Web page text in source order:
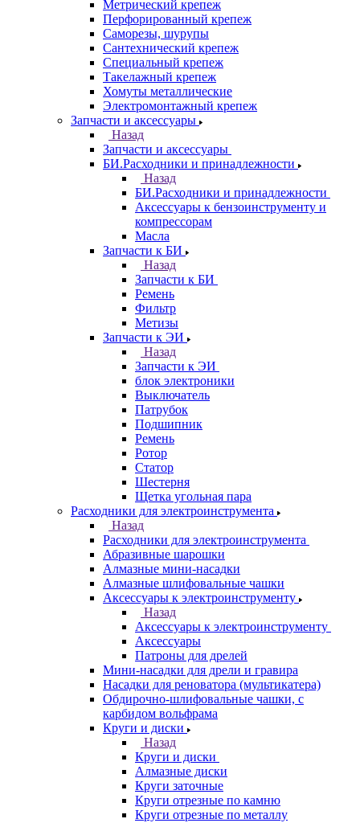
Метрический крепеж
Перфорированный крепеж
Саморезы, шурупы
Сантехнический крепеж
Специальный крепеж
Такелажный крепеж
Хомуты металлические
Электромонтажный крепеж
Запчасти и аксессуары
Назад
Запчасти и аксессуары
БИ.Расходники и принадлежности
Назад
БИ.Расходники и принадлежности
Аксессуары к бензоинструменту и
компрессорам
Масла
Запчасти к БИ
Назад
Запчасти к БИ
Ремень
Фильтр
Метизы
Запчасти к ЭИ
Назад
Запчасти к ЭИ
блок электроники
Выключатель
Патрубок
Подшипник
Ремень
Ротор
Статор
Шестерня
Щетка угольная пара
Расходники для электроинструмента
Назад
Расходники для электроинструмента
Абразивные шарошки
Алмазные мини-насадки
Алмазные шлифовальные чашки
Аксессуары к электроинструменту
Назад
Аксессуары к электроинструменту
Аксессуары
Патроны для дрелей
Мини-насадки для дрели и гравира
Насадки для реноватора (мультикатера)
Обдирочно-шлифовальные чашки, с
карбидом вольфрама
Круги и диски
Назад
Круги и диски
Алмазные диски
Круги заточные
Круги отрезные по камню
Круги отрезные по металлу